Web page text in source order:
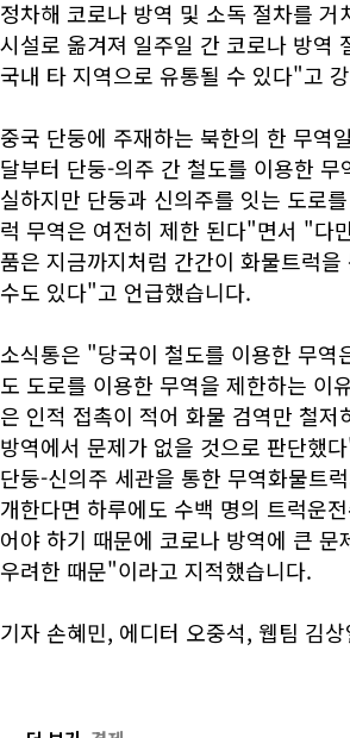
정차해 코로나 방역 및 소독 절차를 거
시설로 옮겨져 일주일 간 코로나 방역
국내 타 지역으로 유통될 수 있다"고
중국 단둥에 주재하는 북한의 한 무역
달부터 단둥-의주 간 철도를 이용한 무
실하지만 단둥과 신의주를 잇는 도로
럭 무역은 여전히 제한 된다"면서 "다
품은 지금까지처럼 간간이 화물트럭을
수도 있다"고 언급했습니다.
소식통은 "당국이 철도를 이용한 무역
도 도로를 이용한 무역을 제한하는 이
은 인적 접촉이 적어 화물 검역만 철저
방역에서 문제가 없을 것으로 판단했
단둥-신의주 세관을 통한 무역화물트
개한다면 하루에도 수백 명의 트럭운
어야 하기 때문에 코로나 방역에 큰 문
우려한 때문"이라고 지적했습니다.
기자 손혜민, 에디터 오중석, 웹팀 김상